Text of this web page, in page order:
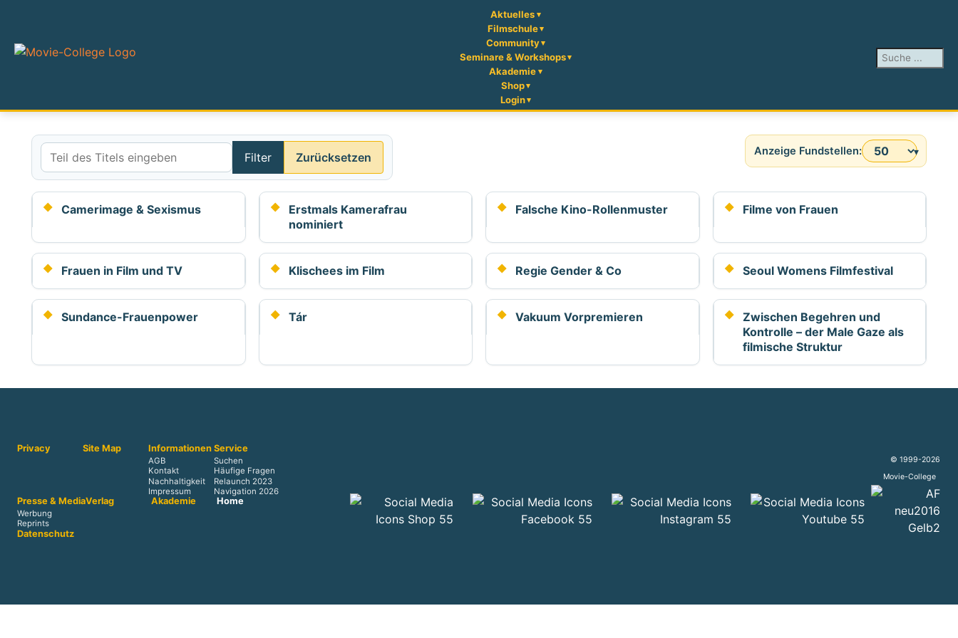
Aktuelles
Filmschule
Community
Seminare & Workshops
Akademie
Shop
Login
Suchen ...
Teil des Titels eingeben
Filter Zurücksetzen Anzeige #
Camerimage & Sexismus
Erstmals Kamerafrau
nominiert
Falsche Kino-Rollenmuster Filme von Frauen
Frauen in Film und TV Klischees im Film Regie Gender & Co Seoul Womens Filmfestival
Sundance-Frauenpower Tár Vakuum Vorpremieren
Zwischen Begehren und
Kontrolle – der Male Gaze als
filmische Struktur
Privacy Site Map Informationen
AGB
Kontakt
Nachhaltigkeit
Impressum
Service
Suchen
Häufige Fragen
Relaunch 2023
Navigation 2026
Presse & Media
Werbung
Reprints
Verlag Akademie Home
Datenschutz
© 1999-2026
Movie-College